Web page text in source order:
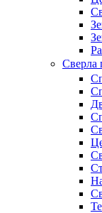
Сверла